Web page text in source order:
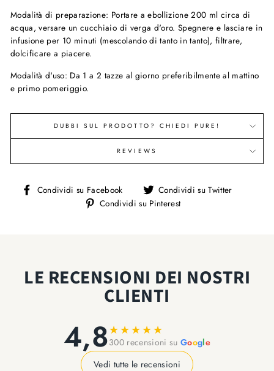
Modalità di preparazione: Portare a ebollizione 200 ml circa di
acqua, versare un cucchiaio di verga d'oro. Spegnere e lasciare in
infusione per 10 minuti (mescolando di tanto in tanto), filtrare,
dolcificare a piacere.
Modalità d'uso: Da 1 a 2 tazze al giorno preferibilmente al mattino
e primo pomeriggio.
DUBBI SUL PRODOTTO? CHIEDI PURE!
REVIEWS
Condividi su Facebook
Condividi
su
Condividi su Twitter
Condividi su Pinterest
LE RECENSIONI DEI NOSTRI
CLIENTI
4,8★★★★★
300 recensioni suGoogle
Vedi tutte le recensioni